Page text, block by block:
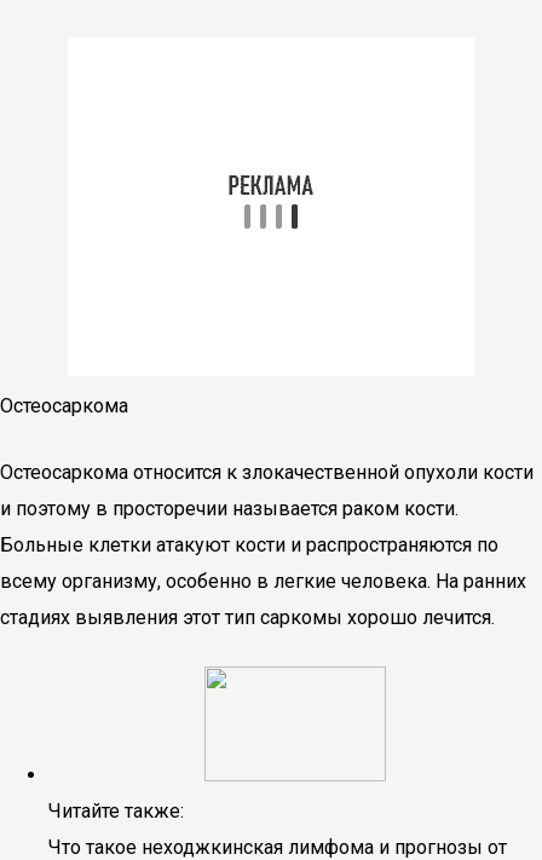
Остеосаркома
Остеосаркома относится к злокачественной опухоли кости
и поэтому в просторечии называется раком кости.
Больные клетки атакуют кости и распространяются по
всему организму, особенно в легкие человека. На ранних
стадиях выявления этот тип саркомы хорошо лечится.
Читайте также:
Что такое неходжкинская лимфома и прогнозы от